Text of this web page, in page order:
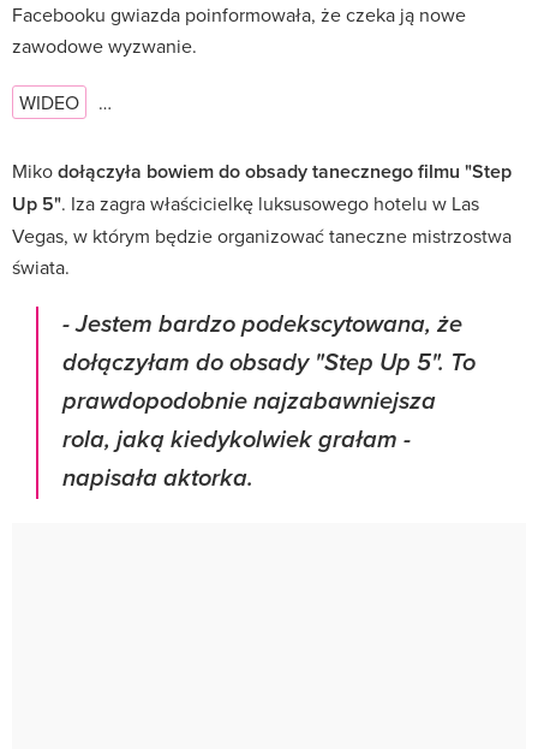
Facebooku gwiazda poinformowała, że czeka ją nowe
zawodowe wyzwanie.
WIDEO …
Mikodołączyła bowiem do obsady tanecznego filmu "Step
Up 5". Iza zagra właścicielkę luksusowego hotelu w Las
Vegas, w którym będzie organizować taneczne mistrzostwa
świata.
-Jestem bardzo podekscytowana, że
dołączyłam do obsady "Step Up 5". To
prawdopodobnie najzabawniejsza
rola, jaką kiedykolwiek grałam -
napisała aktorka.